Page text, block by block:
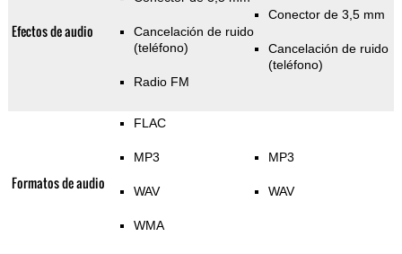
Efectos de audio
Cancelación de ruido
(teléfono)
Radio FM
Conector de 3,5 mm
Cancelación de ruido
(teléfono)
Formatos de audio
FLAC
MP3
WAV
WMA
MP3
WAV